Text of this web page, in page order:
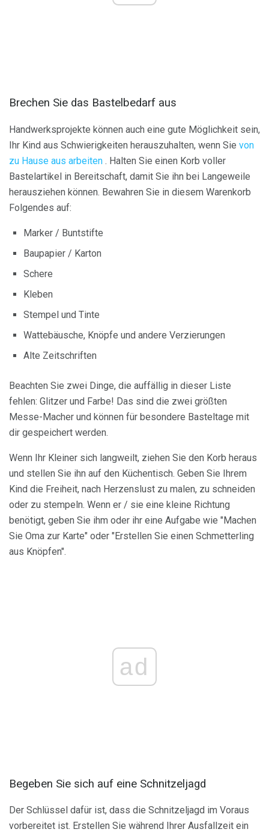
Brechen Sie das Bastelbedarf aus
Handwerksprojekte können auch eine gute Möglichkeit sein,
Ihr Kind aus Schwierigkeiten herauszuhalten, wenn Sie von
zu Hause aus arbeiten . Halten Sie einen Korb voller
Bastelartikel in Bereitschaft, damit Sie ihn bei Langeweile
herausziehen können. Bewahren Sie in diesem Warenkorb
Folgendes auf:
Marker / Buntstifte
Baupapier / Karton
Schere
Kleben
Stempel und Tinte
Wattebäusche, Knöpfe und andere Verzierungen
Alte Zeitschriften
Beachten Sie zwei Dinge, die auffällig in dieser Liste
fehlen: Glitzer und Farbe! Das sind die zwei größten
Messe-Macher und können für besondere Basteltage mit
dir gespeichert werden.
Wenn Ihr Kleiner sich langweilt, ziehen Sie den Korb heraus
und stellen Sie ihn auf den Küchentisch. Geben Sie Ihrem
Kind die Freiheit, nach Herzenslust zu malen, zu schneiden
oder zu stempeln. Wenn er / sie eine kleine Richtung
benötigt, geben Sie ihm oder ihr eine Aufgabe wie "Machen
Sie Oma zur Karte" oder "Erstellen Sie einen Schmetterling
aus Knöpfen".
ad
Begeben Sie sich auf eine Schnitzeljagd
Der Schlüssel dafür ist, dass die Schnitzeljagd im Voraus
vorbereitet ist. Erstellen Sie während Ihrer Ausfallzeit ein